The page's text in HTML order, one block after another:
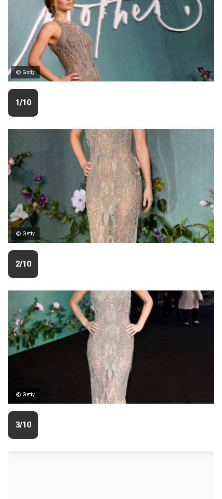
© Getty
1/10
© Getty
2/10
© Getty
3/10